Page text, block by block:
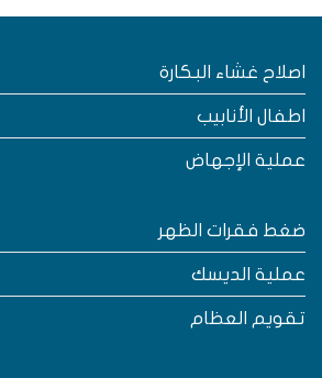
غشاء البكارة
الأنابيب
الإجهاض
فقرات الظهر
الديسك
العظام